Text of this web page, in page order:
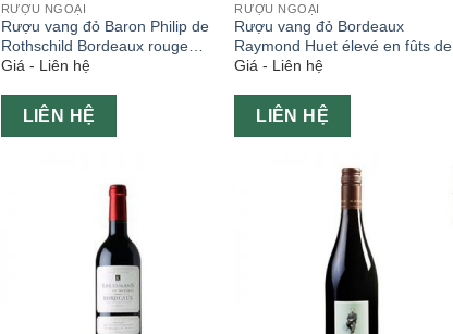
RƯỢU NGOẠI
Rượu vang đỏ Baron Philip de
Rothschild Bordeaux rouge
750ml
Giá - Liên hệ
LIÊN HỆ
RƯỢU NGOẠI
Rượu vang đỏ Bordeaux
Raymond Huet élevé en fûts de
chêne chai 750ml
Giá - Liên hệ
LIÊN HỆ